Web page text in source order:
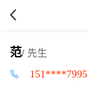
范/ 先生
151****7995